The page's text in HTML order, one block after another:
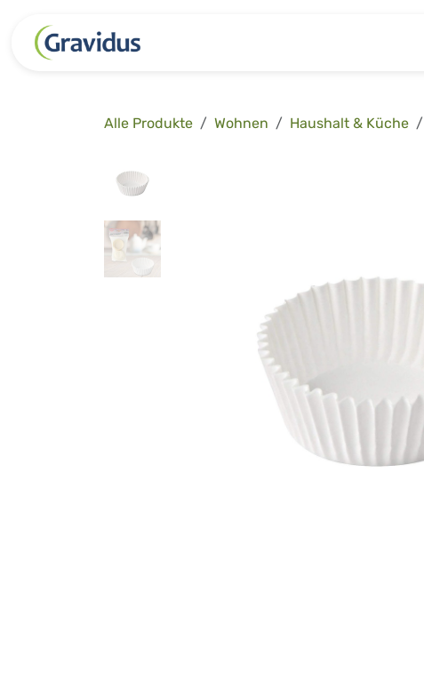
Alle Produkte Wohnen Haushalt & Küche